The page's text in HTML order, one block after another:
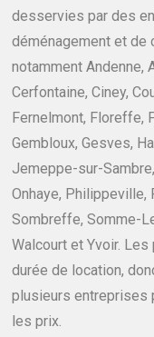
desservies par des
déménagement et de
notamment Andenne,
Cerfontaine, Ciney,
Fernelmont, Floreffe,
Gembloux, Gesves,
Jemeppe-sur-
Onhaye, Philippeville,
Sombreffe, Somme-
Walcourt et Yvoir.
durée de location,
plusieurs entreprises
les prix.